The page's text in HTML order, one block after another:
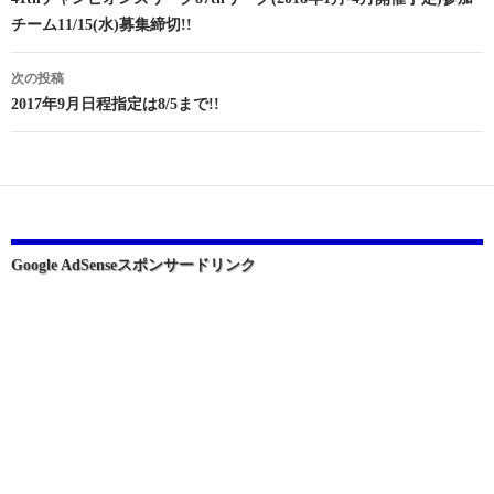
ナ
ビ
ゲ
シ
ョ
ン
チーム11/15(水)募集締切!!
次の投稿
2017年9月日程指定は8/5まで!!
Google AdSenseスポンサードリンク